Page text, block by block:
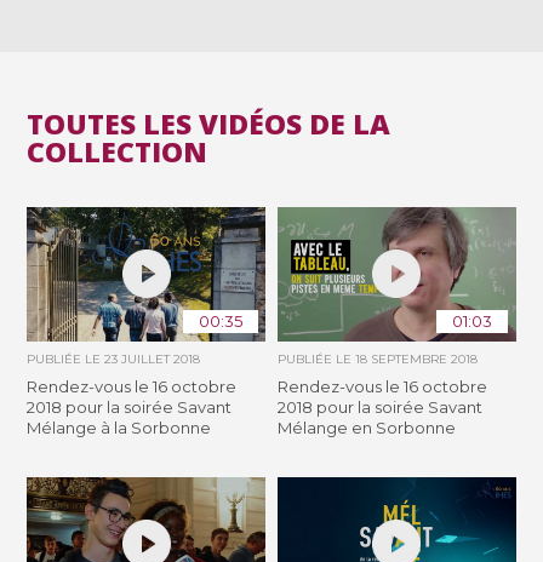
TOUTES LES VIDÉOS DE LA
COLLECTION
00:35
PUBLIÉE LE23 JUILLET 2018
Rendez-vous le 16 octobre
2018 pour la soirée Savant
Mélange à la Sorbonne
01:03
PUBLIÉE LE 18 SEPTEMBRE 2018
Rendez-vous le 16 octobre
2018 pour la soirée Savant
Mélange en Sorbonne